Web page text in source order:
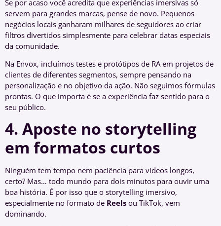
Se por acaso você acredita que experiências imersivas só
servem para grandes marcas, pense de novo. Pequenos
negócios locais ganharam milhares de seguidores ao criar
filtros divertidos simplesmente para celebrar datas especiais
da comunidade.
Na Envox, incluímos testes e protótipos de RA em projetos de
clientes de diferentes segmentos, sempre pensando na
personalização e no objetivo da ação. Não seguimos fórmulas
prontas. O que importa é se a experiência faz sentido para o
seu público.
4. Aposte no storytelling
em formatos curtos
Ninguém tem tempo nem paciência para vídeos longos,
certo? Mas… todo mundo para dois minutos para ouvir uma
boa história. É por isso que o storytelling imersivo,
especialmente no formato de Reels ou TikTok, vem
dominando.